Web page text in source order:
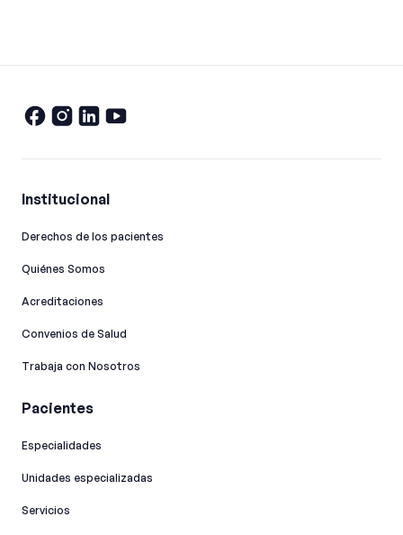
Institucional
Derechos de los pacientes
Quiénes Somos
Acreditaciones
Convenios de Salud
Trabaja con Nosotros
Pacientes
Especialidades
Unidades especializadas
Servicios